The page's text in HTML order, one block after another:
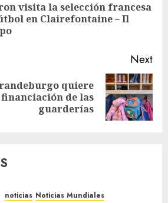
visita la selección francesa
en Clairefontaine – Il
Next
quiere
de las
guarderías
noticias Noticias Mundiales